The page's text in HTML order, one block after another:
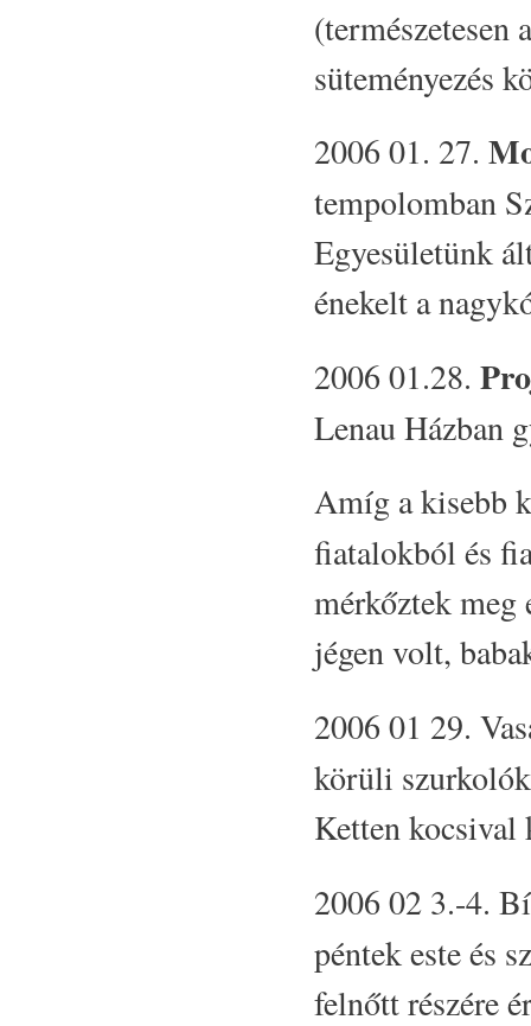
süteményezés
2006 01. 27.
tempolomban
Egyesületünk
énekelt a
2006 01.28.
Lenau Házban
Amíg a kisebb
fiatalokból és
mérkőztek meg
jégen volt,
2006 01 29.
körüli
Ketten kocsival
2006 02 3.-4.
péntek este és
felnőtt részére